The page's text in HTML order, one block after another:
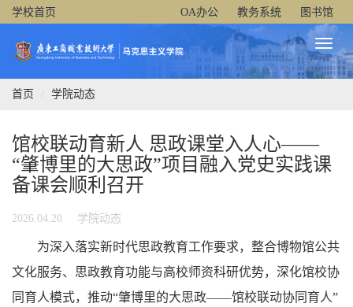
学校首页 OA办公 教务系统 图书馆
Toggle
首页
学院动态
馆校联动育新人 思政课堂入人心——
“肇博里的大思政”项目融入党史实践课
备课会顺利召开
2026.04.20 学院动态
为深入落实新时代思政教育工作要求，整合博物馆公共
文化服务、思政教育功能与高校师资科研优势，深化馆校协
同育人模式，推动“肇博里的大思政——馆校联动协同育人”